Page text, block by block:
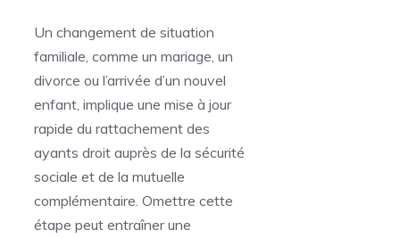
Un changement de situation
familiale, comme un mariage, un
divorce ou l’arrivée d’un nouvel
enfant, implique une mise à jour
rapide du rattachement des
ayants droit auprès de la sécurité
sociale et de la mutuelle
complémentaire. Omettre cette
étape peut entraîner une